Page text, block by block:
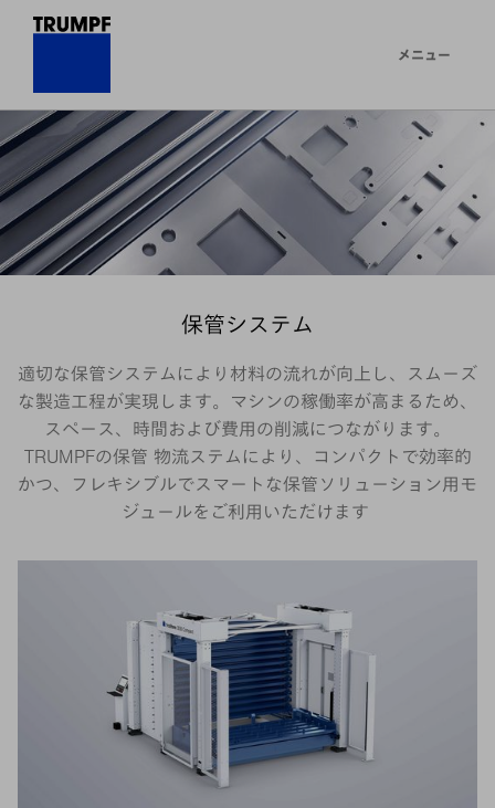
メニュー
保管システム
適切な保管システムにより材料の流れが向上し、スムーズ
な製造工程が実現します。マシンの稼働率が高まるため、
スペース、時間および費用の削減につながります。
TRUMPFの保管 物流ステムにより、コンパクトで効率的
かつ、フレキシブルでスマートな保管ソリューション用モ
ジュールをご利用いただけます